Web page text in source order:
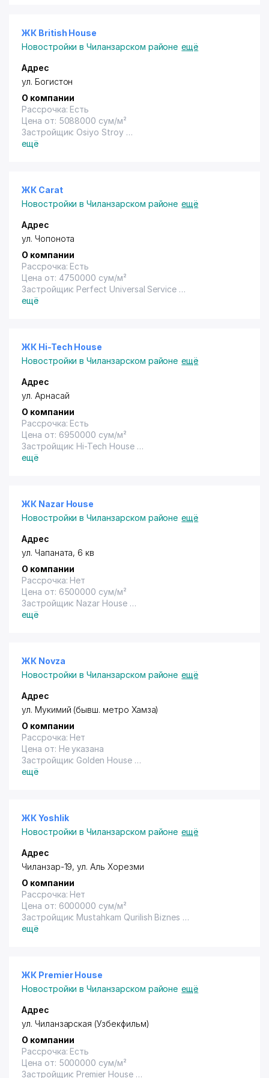
ЖК British House
Новостройки в Чиланзарском районе ещё
Адрес
ул. Богистон
О компании
Рассрочка: Есть
Цена от: 5088000 сум/м²
Застройщик: Osiyo Stroy
Год сдачи: Не указана
ещё
ЖК Carat
Новостройки в Чиланзарском районе ещё
Адрес
ул. Чопонота
О компании
Рассрочка: Есть
Цена от: 4750000 сум/м²
Застройщик: Perfect Universal Service
Год сдачи: Не указана
ещё
ЖК Hi-Tech House
Новостройки в Чиланзарском районе ещё
Адрес
ул. Арнасай
О компании
Рассрочка: Есть
Цена от: 6950000 сум/м²
Застройщик: Hi-Tech House
Год сдачи: 2021
ещё
ЖК Nazar House
Новостройки в Чиланзарском районе ещё
Адрес
ул. Чапаната, 6 кв
О компании
Рассрочка: Нет
Цена от: 6500000 сум/м²
Застройщик: Nazar House
Год сдачи: 2021
ещё
ЖК Novza
Новостройки в Чиланзарском районе ещё
Адрес
ул. Мукимий (бывш. метро Хамза)
О компании
Рассрочка: Нет
Цена от: Не указана
Застройщик: Golden House
Год сдачи: 2019
ещё
ЖК Yoshlik
Новостройки в Чиланзарском районе ещё
Адрес
Чиланзар-19, ул. Аль Хорезми
О компании
Рассрочка: Нет
Цена от: 6000000 сум/м²
Застройщик: Mustahkam Qurilish Biznes
Год сдачи: Не указана
ещё
ЖК Premier House
Новостройки в Чиланзарском районе ещё
Адрес
ул. Чиланзарская (Узбекфильм)
О компании
Рассрочка: Есть
Цена от: 5000000 сум/м²
Застройщик: Premier House